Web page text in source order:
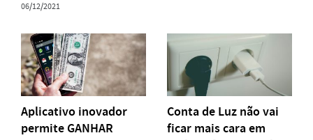
06/12/2021
Aplicativo inovador
permite GANHAR
Conta de Luz não vai
ficar mais cara em